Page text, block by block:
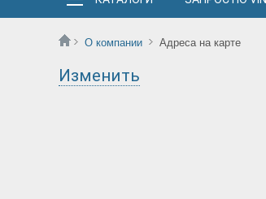
О компании Адреса на карте
Изменить